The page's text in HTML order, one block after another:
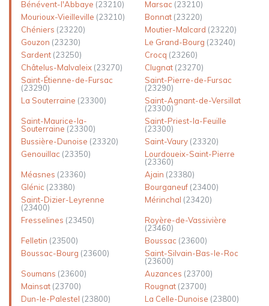
Bénévent-l'Abbaye (23210) Marsac (23210)
Mourioux-Vieilleville (23210) Bonnat (23220)
Chéniers (23220) Moutier-Malcard (23220)
Gouzon (23230) Le Grand-Bourg (23240)
Sardent (23250) Crocq (23260)
Châtelus-Malvaleix (23270) Clugnat (23270)
Saint-Étienne-de-Fursac
(23290)
Saint-Pierre-de-Fursac
(23290)
La Souterraine (23300)
Saint-Agnant-de-Versillat
(23300)
Saint-Maurice-la-
Souterraine (23300)
Saint-Priest-la-Feuille
(23300)
Bussière-Dunoise (23320) Saint-Vaury (23320)
Genouillac (23350)
Lourdoueix-Saint-Pierre
(23360)
Méasnes (23360) Ajain (23380)
Glénic (23380) Bourganeuf (23400)
Saint-Dizier-Leyrenne
(23400)
Mérinchal (23420)
Fresselines (23450)
Royère-de-Vassivière
(23460)
Felletin (23500) Boussac (23600)
Boussac-Bourg (23600)
Saint-Silvain-Bas-le-Roc
(23600)
Soumans (23600) Auzances (23700)
Mainsat (23700) Rougnat (23700)
Dun-le-Palestel (23800) La Celle-Dunoise (23800)